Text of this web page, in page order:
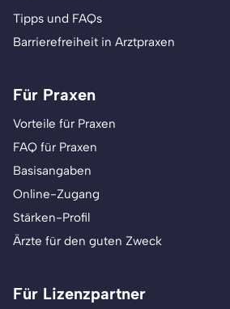
Tipps und FAQs
Barrierefreiheit in Arztpraxen
Für Praxen
Vorteile für Praxen
FAQ für Praxen
Basisangaben
Online-Zugang
Stärken-Profil
Ärzte für den guten Zweck
Für Lizenzpartner